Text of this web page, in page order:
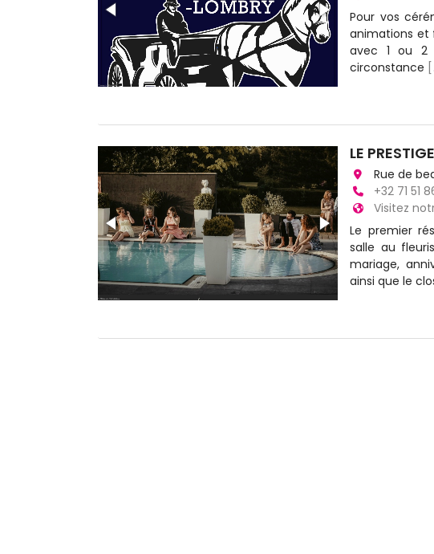
Pour vos
animations et
avec 1 ou 2
circonstance
LE
Rue de
+32 71 51
Visitez
Le premier
salle au
mariage,
ainsi que le